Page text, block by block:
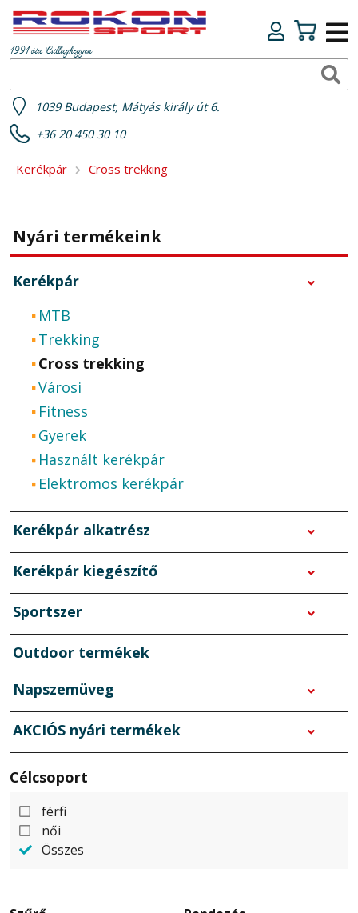
1991 óta Csillaghegyen
1039 Budapest, Mátyás király út 6.
+36 20 450 30 10
Kerékpár Cross trekking
Nyári termékeink
Kerékpár
MTB
Trekking
Cross trekking
Városi
Fitness
Gyerek
Használt kerékpár
Elektromos kerékpár
Kerékpár alkatrész
Kerékpár kiegészítő
Sportszer
Outdoor termékek
Napszemüveg
AKCIÓS nyári termékek
Célcsoport
férfi
női
Összes